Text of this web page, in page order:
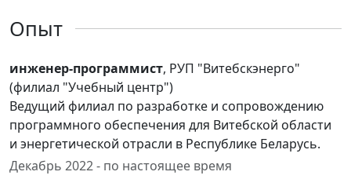
Опыт
инженер-программист, РУП "Витебскэнерго"
(филиал "Учебный центр")
Ведущий филиал по разработке и сопровождению
программного обеспечения для Витебской области
и энергетической отрасли в Республике Беларусь.
Декабрь 2022 - по настоящее время